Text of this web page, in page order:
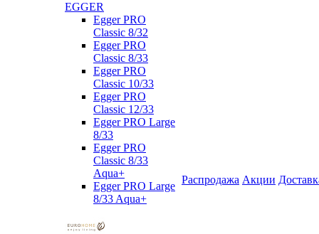
EGGER
Egger PRO
Classic 8/32
Egger PRO
Classic 8/33
Egger PRO
Classic 10/33
Egger PRO
Classic 12/33
Egger PRO Large
8/33
Egger PRO
Classic 8/33
Aqua+
Egger PRO Large
8/33 Aqua+
Распродажа Акции